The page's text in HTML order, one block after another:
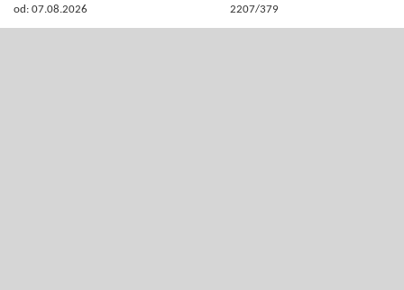
od: 07.08.2026
2207/379